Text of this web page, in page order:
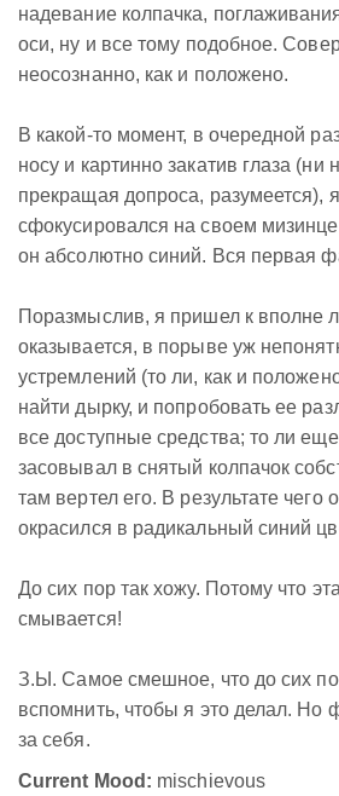
надевание колпачка,
оси, ну и все тому подобное.
неосознанно, как и положено.
В какой-то момент, в очередной
носу и картинно закатив глаза (ни
прекращая допроса, разумеется),
сфокусировался на своем
он абсолютно синий. Вся первая
Поразмыслив, я пришел к вполне
оказывается, в порыве уж
устремлений (то ли, как и
найти дырку, и попробовать ее
все доступные средства; то ли еще
засовывал в снятый колпачок
там вертел его. В результате чего
окрасился в радикальный синий
До сих пор так хожу. Потому что
смывается!
З.Ы. Самое смешное, что до сих
вспомнить, чтобы я это делал. Но
за себя.
Current Mood: mischievous